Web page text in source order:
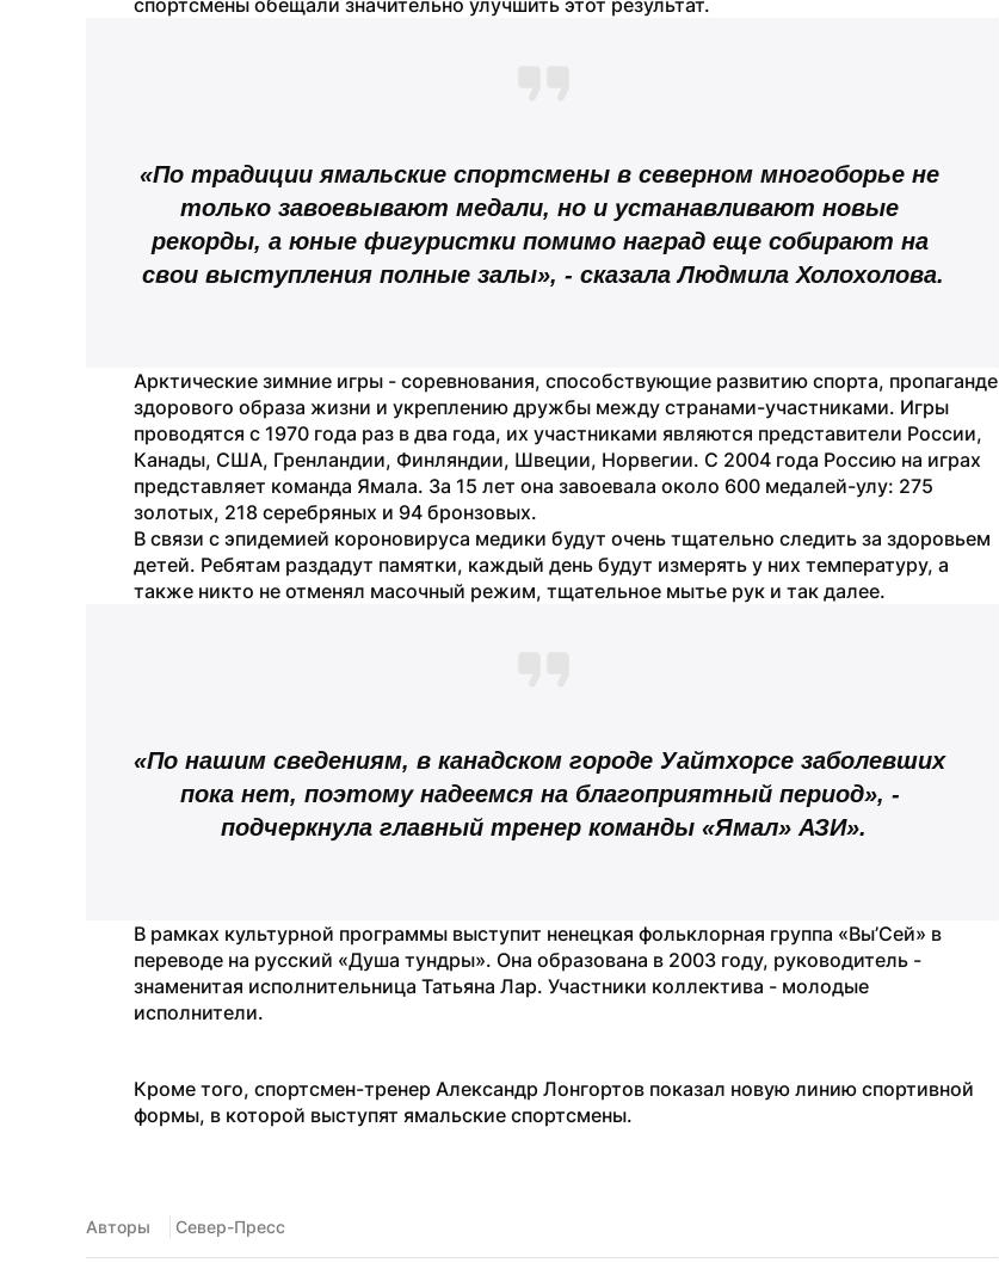
спортсмены обещали значительно улучшить этот результат.
«По традиции ямальские спортсмены в северном многоборье не
только завоевывают медали, но и устанавливают новые
рекорды, а юные фигуристки помимо наград еще собирают на
свои выступления полные залы», - сказала Людмила Холохолова.
Арктические зимние игры - соревнования, способствующие развитию спорта, пропаганде
здорового образа жизни и укреплению дружбы между странами-участниками. Игры
проводятся с 1970 года раз в два года, их участниками являются представители России,
Канады, США, Гренландии, Финляндии, Швеции, Норвегии. С 2004 года Россию на играх
представляет команда Ямала. За 15 лет она завоевала около 600 медалей-улу: 275
золотых, 218 серебряных и 94 бронзовых.
В связи с эпидемией короновируса медики будут очень тщательно следить за здоровьем
детей. Ребятам раздадут памятки, каждый день будут измерять у них температуру, а
также никто не отменял масочный режим, тщательное мытье рук и так далее.
«По нашим сведениям, в канадском городе Уайтхорсе заболевших
пока нет, поэтому надеемся на благоприятный период», -
подчеркнула главный тренер команды «Ямал» АЗИ».
В рамках культурной программы выступит ненецкая фольклорная группа «Вы’Сей» в
переводе на русский «Душа тундры». Она образована в 2003 году, руководитель -
знаменитая исполнительница Татьяна Лар. Участники коллектива - молодые
исполнители.
Кроме того, спортсмен-тренер Александр Лонгортов показал новую линию спортивной
формы, в которой выступят ямальские спортсмены.
Авторы Север-Пресс